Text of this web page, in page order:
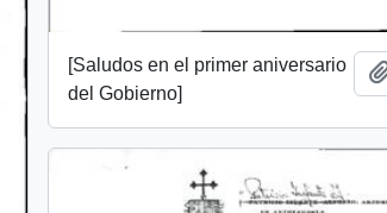
[Saludos en el primer aniversario
del Gobierno]